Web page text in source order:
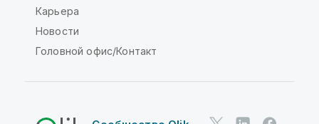
Карьера
Новости
Головной офис/Контакт